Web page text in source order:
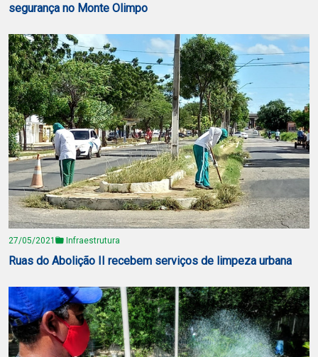
segurança no Monte Olimpo
27/05/2021 Infraestrutura
Ruas do Abolição II recebem serviços de limpeza urbana